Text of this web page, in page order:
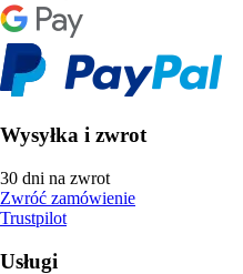
Wysyłka i zwrot
30 dni na zwrot
Zwróć zamówienie
Trustpilot
Usługi